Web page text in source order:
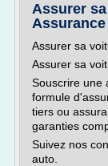
Assurer
Assurance
Assurer sa
Assurer sa
Souscrire une
formule
tiers ou
garanties
Suivez nos
auto.